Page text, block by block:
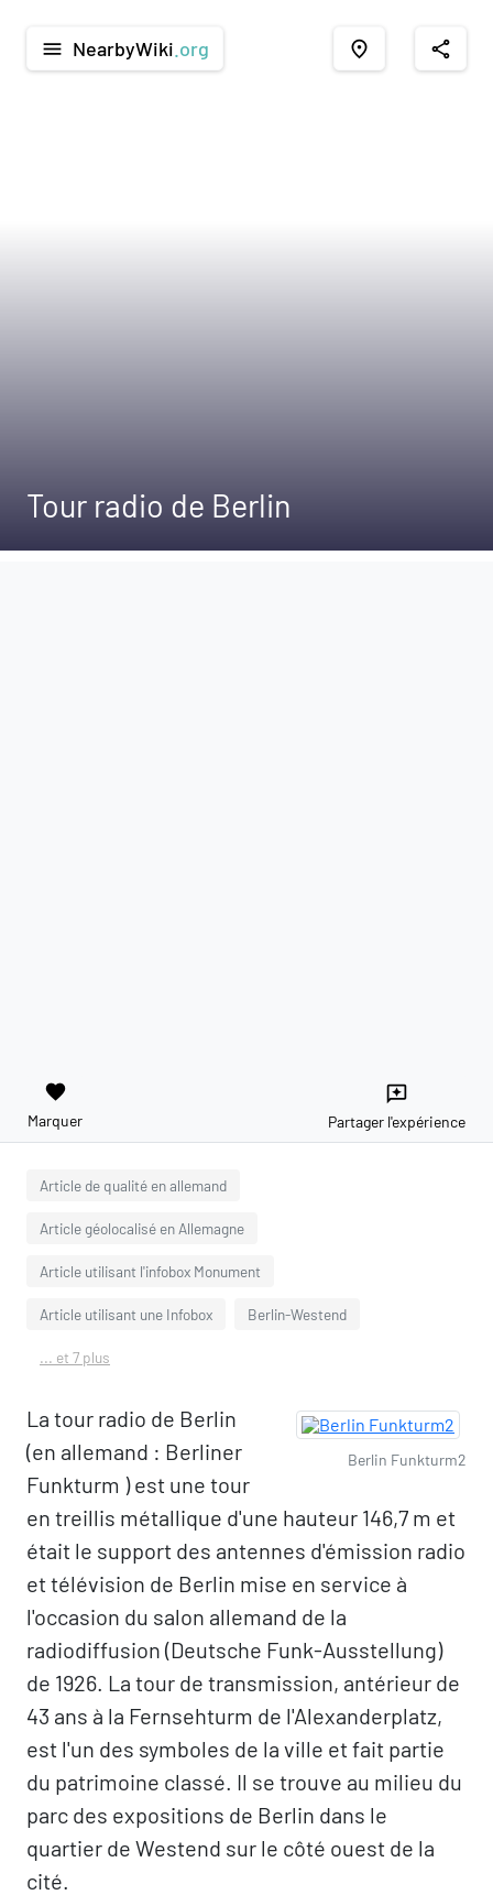
menu NearbyWiki .org place share
Tour radio de Berlin
favorite
Marquer
reviews
Partager l'expérience
Article de qualité en allemand
Article géolocalisé en Allemagne
Article utilisant l'infobox Monument
Article utilisant une Infobox Berlin-Westend
... et 7 plus
Berlin Funkturm2
La tour radio de Berlin
(en allemand : Berliner
Funkturm ) est une tour
en treillis métallique d'une hauteur 146,7 m et
était le support des antennes d'émission radio
et télévision de Berlin mise en service à
l'occasion du salon allemand de la
radiodiffusion (Deutsche Funk-Ausstellung)
de 1926. La tour de transmission, antérieur de
43 ans à la Fernsehturm de l'Alexanderplatz,
est l'un des symboles de la ville et fait partie
du patrimoine classé. Il se trouve au milieu du
parc des expositions de Berlin dans le
quartier de Westend sur le côté ouest de la
cité.